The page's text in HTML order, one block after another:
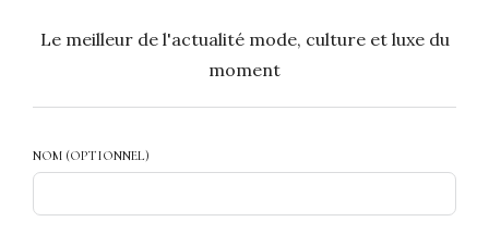
Le meilleur de l'actualité mode, culture et luxe du
moment
NOM (OPTIONNEL)